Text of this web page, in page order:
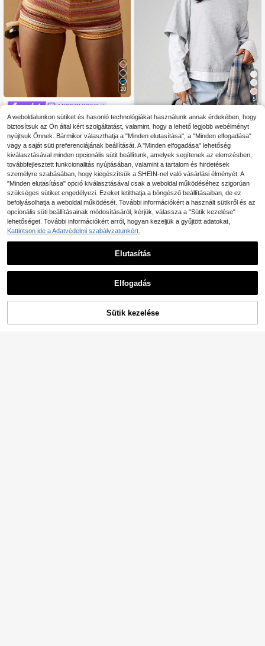
20
MISSGUIDED
MISSGUIDED Bohém horgolt kötött
strandnadrág, fesztivál stílusú, mag
as derekú, szőtt, nyári vakációs, üd
ülőhelyi viselet, strandalsó, lezser
mini meleg nadrág
18
5
MISSGUIDED
MISSGUIDED Dupla Rétegű, Túlmér
etezett Hosszú Ujjú, Kerek Nyakú P
óló Kontrasztos Ujjakkal, Laza Utca
i Viselet
23 .20€
KOSÁRBA
A weboldalunkon sütiket és hasonló technológiákat használunk annak érdekében, hogy
biztosítsuk az Ön által kért szolgáltatást, valamint, hogy a lehető legjobb webélményt
nyújtsuk Önnek. Bármikor választhatja a "Minden elutasítása", a "Minden elfogadása"
vagy a saját süti preferenciájának beállítását. A "Minden elfogadása" lehetőség
kiválasztásával minden opcionális sütit beállítunk, amelyek segítenek az elemzésben,
továbbfejlesztett funkcionalitás nyújtásában, valamint a tartalom és hirdetések
személyre szabásában, hogy kiegészítsük a SHEIN-nel való vásárlási élményét. A
"Minden elutasítása" opció kiválasztásával csak a weboldal működéséhez szigorúan
szükséges sütiket engedélyezi. Ezeket letilthatja a böngésző beállításaiban, de ez
befolyásolhatja a weboldal működését. További információkért a használt sütikről és az
opcionális süti beállításainak módosításáról, kérjük, válassza a "Sütik kezelése"
lehetőséget. További információkért arról, hogyan kezeljük a gyűjtött adatokat,
Kattintson ide a Adatvédelmi szabályzatunkért.
Elutasítás
Elfogadás
Sütik kezelése